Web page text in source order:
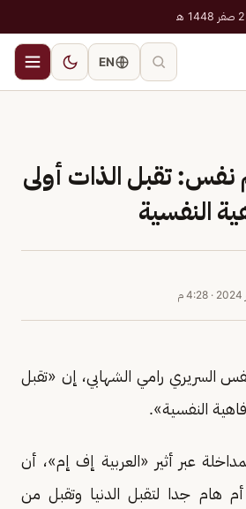
EN
تقبل الذات أولى
النفسية
· 4:28 م
السريري رامي الشهابي، إن «تقبل
النفسية».
عبر أثير «العربية إف إم»، أن
أم هام جدا لتقبل الدنيا وتقبل من